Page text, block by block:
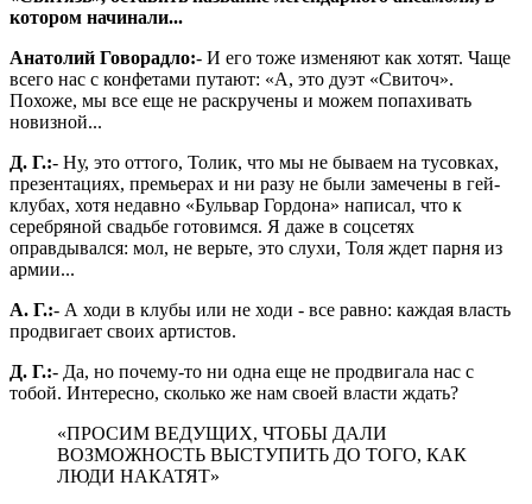
котором начинали...
Анатолий Говорадло:- И его тоже изменяют как хотят. Чаще
всего нас с конфетами путают: «А, это дуэт «Свиточ».
Похоже, мы все еще не раскручены и можем попахивать
новизной...
Д. Г.:- Ну, это оттого, Толик, что мы не бываем на тусовках,
презентациях, премьерах и ни разу не были замечены в гей-
клубах, хотя недавно «Бульвар Гордона» написал, что к
серебряной свадьбе готовимся. Я даже в соцсетях
оправдывался: мол, не верьте, это слухи, Толя ждет парня из
армии...
А. Г.:- А ходи в клубы или не ходи - все равно: каждая власть
продвигает своих артистов.
Д. Г.:- Да, но почему-то ни одна еще не продвигала нас с
тобой. Интересно, сколько же нам своей власти ждать?
«ПРОСИМ ВЕДУЩИХ, ЧТОБЫ ДАЛИ
ВОЗМОЖНОСТЬ ВЫСТУПИТЬ ДО ТОГО, КАК
ЛЮДИ НАКАТЯТ»